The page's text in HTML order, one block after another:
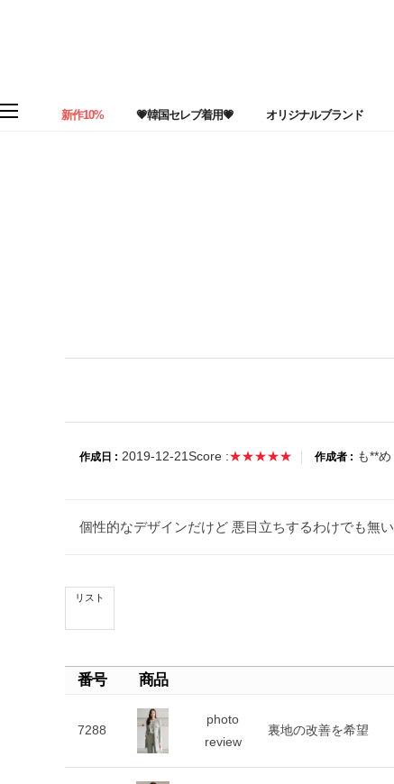
新作10% 💗韓国セレブ着用💗 オリジナルブランド
作成日 : 2019-12-21Score :★★★★★ 作成者 : も**め
個性的なデザインだけど 悪目立ちするわけでも無い
リスト
番号 商品
7288
photo
review
裏地の改善を希望